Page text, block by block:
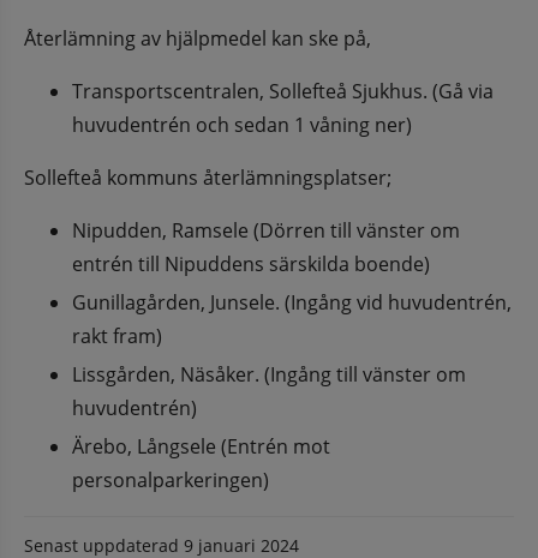
Återlämning av hjälpmedel kan ske på,
Transportscentralen, Sollefteå Sjukhus. (Gå via
huvudentrén och sedan 1 våning ner)
Sollefteå kommuns återlämningsplatser;
Nipudden, Ramsele (Dörren till vänster om
entrén till Nipuddens särskilda boende)
Gunillagården, Junsele. (Ingång vid huvudentrén,
rakt fram)
Lissgården, Näsåker. (Ingång till vänster om
huvudentrén)
Ärebo, Långsele (Entrén mot
personalparkeringen)
Senast uppdaterad 9 januari 2024